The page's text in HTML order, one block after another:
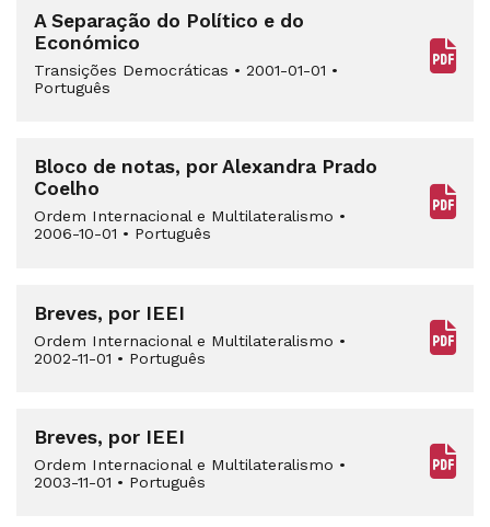
A Separação do Político e do
Económico
Transições Democráticas • 2001-01-01 •
Português
Bloco de notas, por Alexandra Prado
Coelho
Ordem Internacional e Multilateralismo •
2006-10-01 • Português
Breves, por IEEI
Ordem Internacional e Multilateralismo •
2002-11-01 • Português
Breves, por IEEI
Ordem Internacional e Multilateralismo •
2003-11-01 • Português